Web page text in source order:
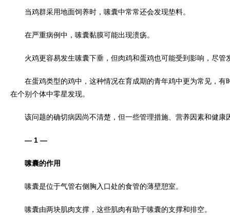
当鸡群采用地面饲养时，嗉囊中常常还会发现垫料。
在严重病例中，嗉囊黏膜可能出现溃疡。
火鸡更容易发生嗉囊下垂，但肉鸡和蛋鸡也可能受到影响，尽管
在蛋鸡类型的鸡中，这种情况在育成期的青年鸡中更为常见，有
在个别个体中零星发现。
该问题的确切病因尚不清楚，但一些管理措施、营养因素和健康
— 1 —
嗉囊的作用
嗉囊是位于气管右侧胸入口处的食管的薄壁憩室。
嗉囊由两块肌肉支撑，这些肌肉有助于嗉囊的支撑和排空。